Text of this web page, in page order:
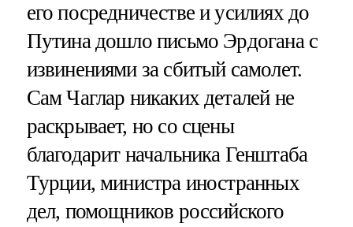
его посредничестве и усилиях до
Путина дошло письмо Эрдогана с
извинениями за сбитый самолет.
Сам Чаглар никаких деталей не
раскрывает, но со сцены
благодарит начальника Генштаба
Турции, министра иностранных
дел, помощников российского